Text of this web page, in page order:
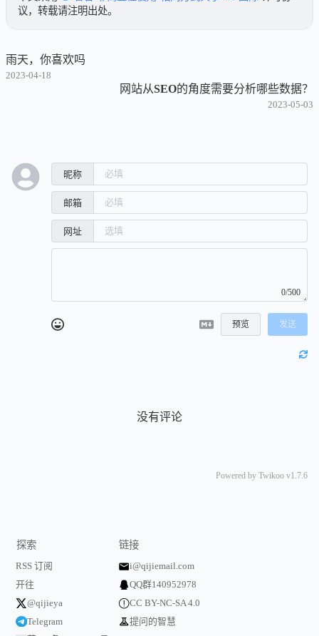
议，转载请注明出处。
雨天，你喜欢吗
2023-04-18
网站从SEO的角度需要分析哪些数据？
2023-05-03
昵称
邮箱
网址
0/500
预览 发送
没有评论
Powered by Twikoo v1.7.6
探索
RSS 订阅
开往
@qijieya
Telegram
链接
i@qijiemail.com
QQ群140952978
CC BY-NC-SA 4.0
提问的智慧